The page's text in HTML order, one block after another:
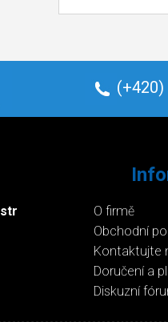
(+420)
O firmě
Obchodní
Kontaktujte
Doručení a
Diskuzní